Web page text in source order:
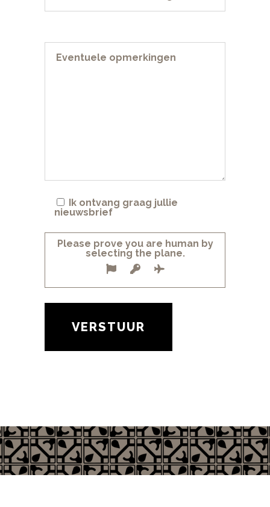
Ik ontvang graag jullie
nieuwsbrief
Please prove you are human by
selecting the plane.